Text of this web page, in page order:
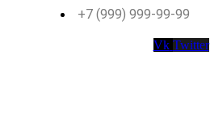
+7 (999) 999-99-99
Vk Twitter